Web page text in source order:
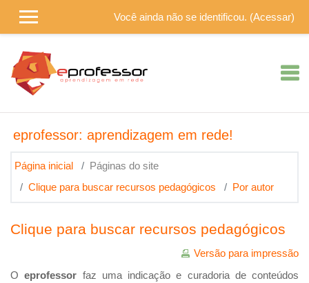
Você ainda não se identificou. (Acessar)
eprofessor: aprendizagem em rede!
Página inicial
Páginas do site
Clique para buscar recursos pedagógicos
Por autor
Clique para buscar recursos pedagógicos
Versão para impressão
Oeprofessor faz uma indicação e curadoria de conteúdos